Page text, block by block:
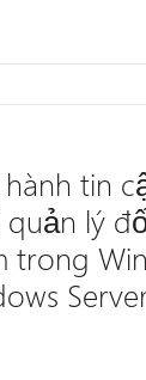
tin
lý
trong